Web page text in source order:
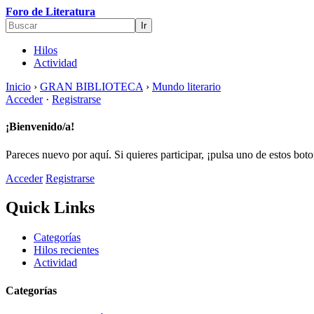
Foro de Literatura
Hilos
Actividad
Inicio › GRAN BIBLIOTECA › Mundo literario
Acceder · Registrarse
¡Bienvenido/a!
Pareces nuevo por aquí. Si quieres participar, ¡pulsa uno de estos
Acceder Registrarse
Quick Links
Categorías
Hilos recientes
Actividad
Categorías